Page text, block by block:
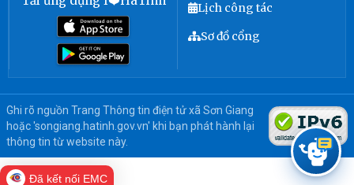
Lịch công tác
Sơ đồ cổng
Ghi rõ nguồn Trang Thông tin điện tử xã Sơn Giang
hoặc 'songiang.hatinh.gov.vn' khi bạn phát hành lại
thông tin từ website này.
Đã kết nối EMC